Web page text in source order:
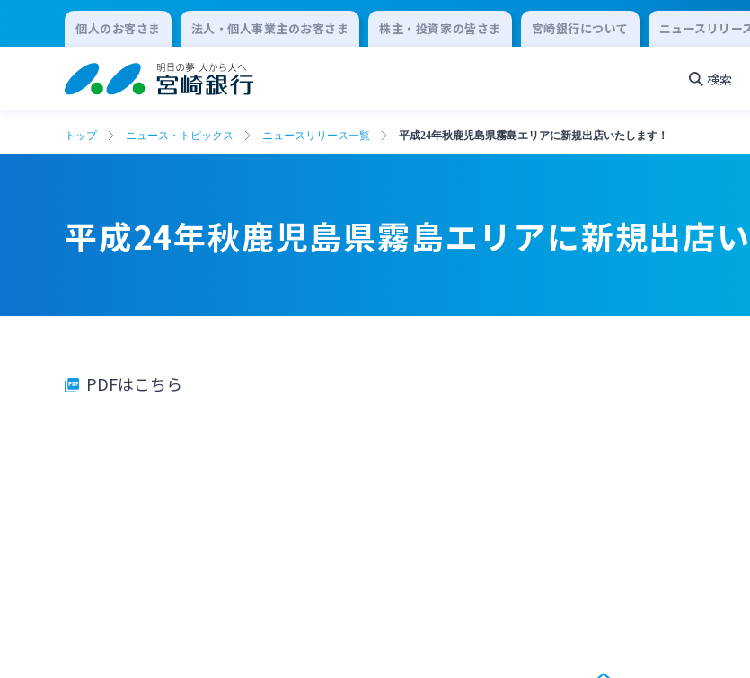
個人のお客さま 法人・個人事業主のお客さま 株主・投資家の皆さま 宮崎銀行について ニュースリリー
検索
トップ ニュース・トピックス ニュースリリース一覧 平成24年秋鹿児島県霧島エリアに新規出店いたします！
平成24年秋鹿児島県霧島エリアに新規出店
PDFはこちら